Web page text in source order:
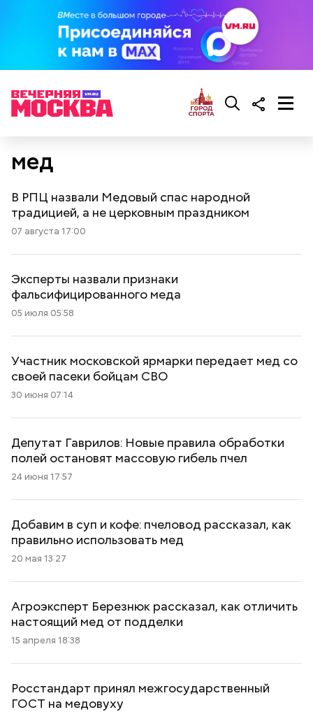
мед
В РПЦ назвали Медовый спас народной
традицией, а не церковным праздником
07 августа 17:00
Эксперты назвали признаки
фальсифицированного меда
05 июля 05:58
Участник московской ярмарки передает мед со
своей пасеки бойцам СВО
30 июня 07:14
Депутат Гаврилов: Новые правила обработки
полей остановят массовую гибель пчел
24 июня 17:57
Добавим в суп и кофе: пчеловод рассказал, как
правильно использовать мед
20 мая 13:27
Агроэксперт Березнюк рассказал, как отличить
настоящий мед от подделки
15 апреля 18:38
Росстандарт принял межгосударственный
ГОСТ на медовуху